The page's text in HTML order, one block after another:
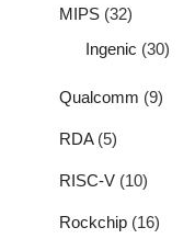
MIPS (32)
Ingenic (30)
Qualcomm (9)
RDA(5)
RISC-V (10)
Rockchip (16)